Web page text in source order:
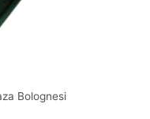
Bolognesi